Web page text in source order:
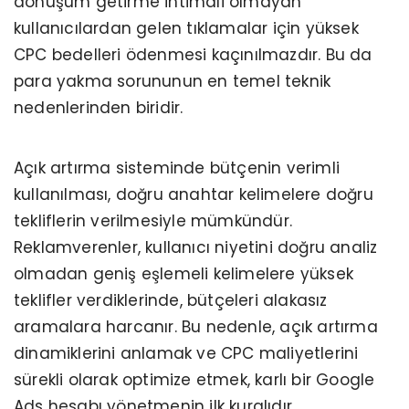
kullanıcılardan gelen tıklamalar için yüksek
CPC bedelleri ödenmesi kaçınılmazdır. Bu da
para yakma sorununun en temel teknik
nedenlerinden biridir.
Açık artırma sisteminde bütçenin verimli
kullanılması, doğru anahtar kelimelere doğru
tekliflerin verilmesiyle mümkündür.
Reklamverenler, kullanıcı niyetini doğru analiz
olmadan geniş eşlemeli kelimelere yüksek
teklifler verdiklerinde, bütçeleri alakasız
aramalara harcanır. Bu nedenle, açık artırma
dinamiklerini anlamak ve CPC maliyetlerini
sürekli olarak optimize etmek, karlı bir Google